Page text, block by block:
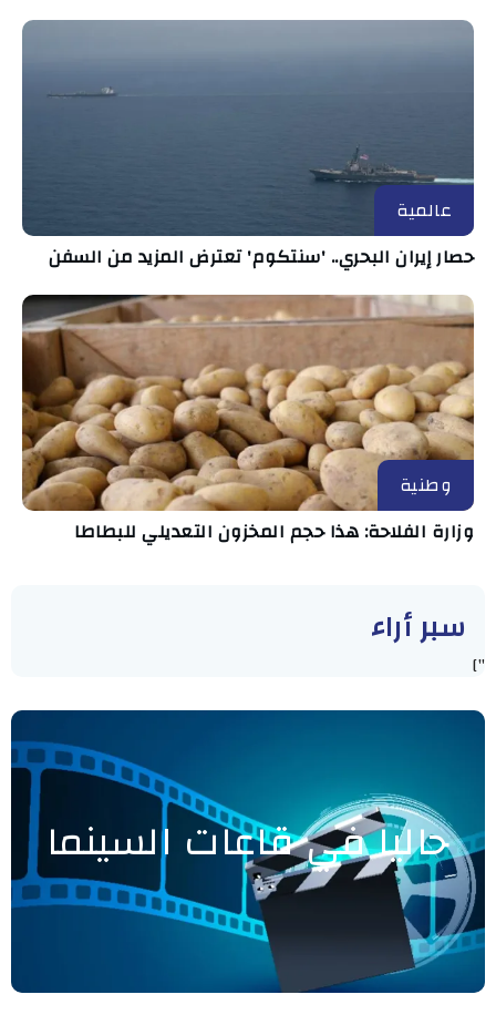
عالمية
حصار إيران البحري.. 'سنتكوم' تعترض المزيد من السفن
وطنية
وزارة الفلاحة: هذا حجم المخزون التعديلي للبطاطا
سبر أراء
"]
حاليا في قاعات السينما